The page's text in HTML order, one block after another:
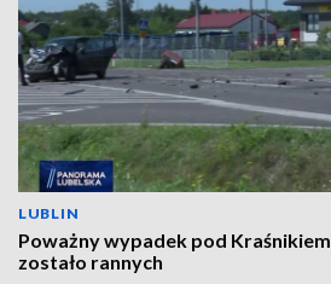
LUBLIN
Poważny wypadek pod
zostało rannych